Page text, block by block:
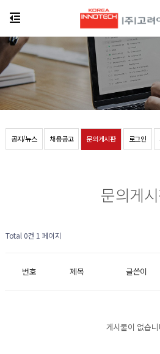
공지/뉴스 채용공고 문의게시판 로그인
문의게
Total 0건 1 페이지
번호 제목 글쓴이
게시물이 없습